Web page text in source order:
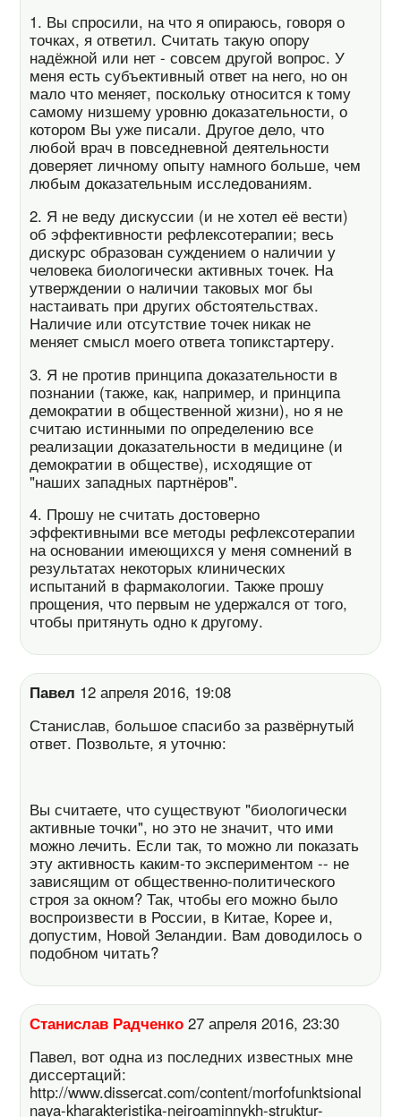
1. Вы спросили, на что я опираюсь, говоря о
точках, я ответил. Считать такую опору
надёжной или нет - совсем другой вопрос. У
меня есть субъективный ответ на него, но он
мало что меняет, поскольку относится к тому
самому низшему уровню доказательности, о
котором Вы уже писали. Другое дело, что
любой врач в повседневной деятельности
доверяет личному опыту намного больше, чем
любым доказательным исследованиям.
2. Я не веду дискуссии (и не хотел её вести)
об эффективности рефлексотерапии; весь
дискурс образован суждением о наличии у
человека биологически активных точек. На
утверждении о наличии таковых мог бы
настаивать при других обстоятельствах.
Наличие или отсутствие точек никак не
меняет смысл моего ответа топикстартеру.
3. Я не против принципа доказательности в
познании (также, как, например, и принципа
демократии в общественной жизни), но я не
считаю истинными по определению все
реализации доказательности в медицине (и
демократии в обществе), исходящие от
"наших западных партнёров".
4. Прошу не считать достоверно
эффективными все методы рефлексотерапии
на основании имеющихся у меня сомнений в
результатах некоторых клинических
испытаний в фармакологии. Также прошу
прощения, что первым не удержался от того,
чтобы притянуть одно к другому.
Павел 12 апреля 2016, 19:08
Станислав, большое спасибо за развёрнутый
ответ. Позвольте, я уточню:
Вы считаете, что существуют "биологически
активные точки", но это не значит, что ими
можно лечить. Если так, то можно ли показать
эту активность каким-то экспериментом -- не
зависящим от общественно-политического
строя за окном? Так, чтобы его можно было
воспроизвести в России, в Китае, Корее и,
допустим, Новой Зеландии. Вам доводилось о
подобном читать?
Станислав Радченко 27 апреля 2016, 23:30
Павел, вот одна из последних известных мне
диссертаций:
http://www.dissercat.com/content/morfofunktsional
naya-kharakteristika-neiroaminnykh-struktur-